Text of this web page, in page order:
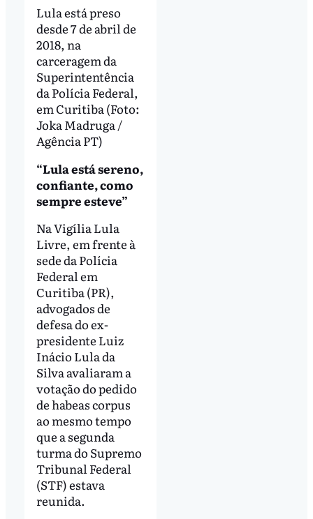
Lula está preso
desde 7 de abril de
2018, na
carceragem da
Superintentência
da Polícia Federal,
em Curitiba (Foto:
Joka Madruga /
Agência PT)
“Lula está sereno,
confiante, como
sempre esteve”
Na Vigília Lula
Livre, em frente à
sede da Polícia
Federal em
Curitiba (PR),
advogados de
defesa do ex-
presidente Luiz
Inácio Lula da
Silva avaliaram a
votação do pedido
de habeas corpus
ao mesmo tempo
que a segunda
turma do Supremo
Tribunal Federal
(STF) estava
reunida.